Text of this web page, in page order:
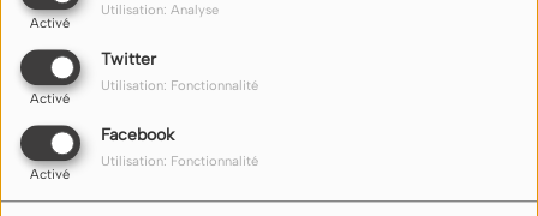
Activé
Utilisation: Analyse
Twitter
Activé
Utilisation: Fonctionnalité
Facebook
Activé
Utilisation: Fonctionnalité
NOUS ÉCOUTER
Nos liens d'écoute (flux) sur internet ici